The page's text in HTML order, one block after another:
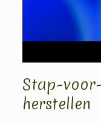
Stap-
herstellen